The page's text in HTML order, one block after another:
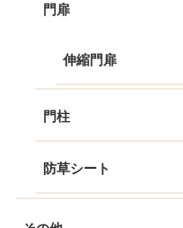
門扉
伸縮門扉
門柱
防草シート